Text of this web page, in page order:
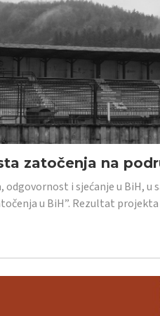
zatočenja na
odgovornost i sjećanje u BiH,
u BiH”. Rezultat